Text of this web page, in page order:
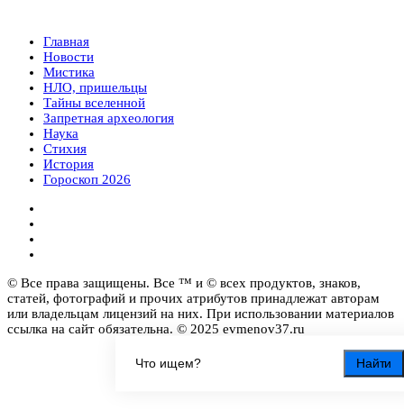
Найти
Главная
Новости
Мистика
НЛО, пришельцы
Тайны вселенной
Запретная археология
Наука
Стихия
История
Гороскоп 2026
© Все права защищены. Все ™ и © всех продуктов, знаков,
статей, фотографий и прочих атрибутов принадлежат авторам
или владельцам лицензий на них. При использовании материалов
ссылка на сайт обязательна. © 2025 evmenov37.ru